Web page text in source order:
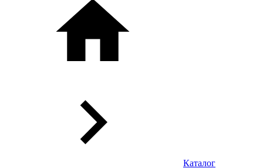
Каталог